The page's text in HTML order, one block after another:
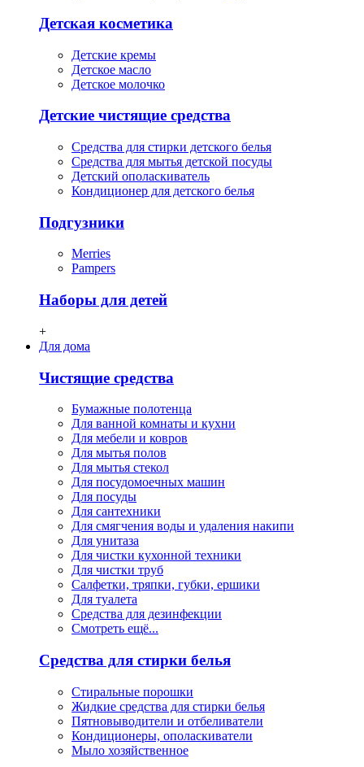
Детская косметика
Детские кремы
Детское масло
Детское молочко
Детские чистящие средства
Средства для стирки детского белья
Средства для мытья детской посуды
Детский ополаскиватель
Кондиционер для детского белья
Подгузники
Merries
Pampers
Наборы для детей
+
Для дома
Чистящие средства
Бумажные полотенца
Для ванной комнаты и кухни
Для мебели и ковров
Для мытья полов
Для мытья стекол
Для посудомоечных машин
Для посуды
Для сантехники
Для смягчения воды и удаления накипи
Для унитаза
Для чистки кухонной техники
Для чистки труб
Салфетки, тряпки, губки, ершики
Для туалета
Средства для дезинфекции
Смотреть ещё...
Средства для стирки белья
Стиральные порошки
Жидкие средства для стирки белья
Пятновыводители и отбеливатели
Кондиционеры, ополаскиватели
Мыло хозяйственное